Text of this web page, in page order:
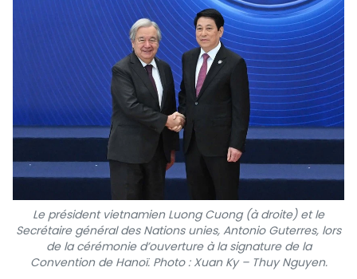
PAYS NATAL
INTERNATIONAL
MÉGASTORIE
INFOGRAPHIE
PHOTO
VIDÉO
À PROPOS DU "PEUPLE"
Le président vietnamien Luong Cuong (à droite) et le
Secrétaire généraldes Nations unies, Antonio Guterres, lors
de la cérémonie d’ouverture à la signature de la
Convention de Hanoï. Photo : Xuan Ky – Thuy Nguyen.